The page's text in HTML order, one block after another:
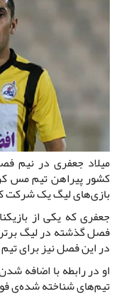
میلاد جعفری در نیم
کشور پیراهن تیم مس
بازی‌های لیگ یک شرکت
جعفری که یکی از
فصل گذشته در لیگ
در این فصل نیز برای
او در رابطه با اضافه
تیم‌های شناخته شده‌ی